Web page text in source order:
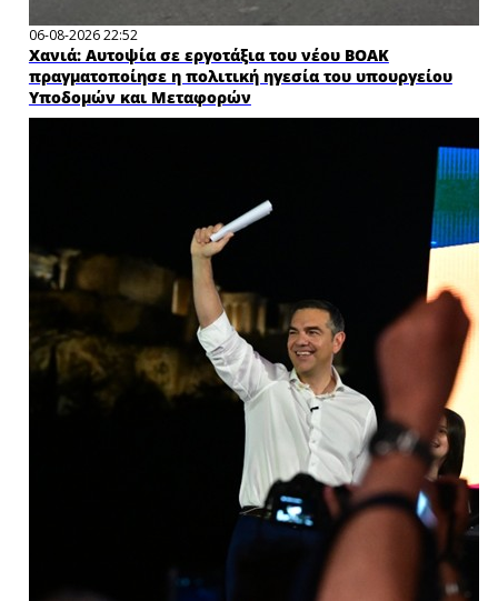
06-08-2026 22:52
Χανιά: Αυτοψία σε εργοτάξια του νέου ΒΟΑΚ
πραγματοποίησε η πολιτική ηγεσία του υπουργείου
Υποδομών και Μεταφορών